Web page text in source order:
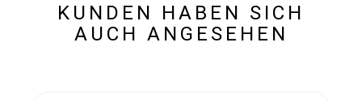
KUNDEN HABEN SICH
AUCH ANGESEHEN